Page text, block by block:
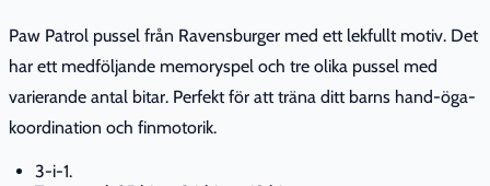
Paw Patrol pussel från Ravensburger med ett lekfullt motiv. Det
har ett medföljande memoryspel och tre olika pussel med
varierande antal bitar. Perfekt för att träna ditt barns hand-öga-
koordination och finmotorik.
3-i-1.